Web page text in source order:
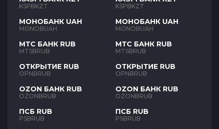
KSPBKZT
МОНОБАНК UAH
MONOBUAH
МТС БАНК RUB
MTSBRUB
ОТКРЫТИЕ RUB
OPNBRUB
OZON БАНК RUB
OZONBRUB
ПСБ RUB
PSBRUB
KSPBKZT
МОНОБАНК UAH
MONOBUAH
МТС БАНК RUB
MTSBRUB
ОТКРЫТИЕ RUB
OPNBRUB
OZON БАНК RUB
OZONBRUB
ПСБ RUB
PSBRUB